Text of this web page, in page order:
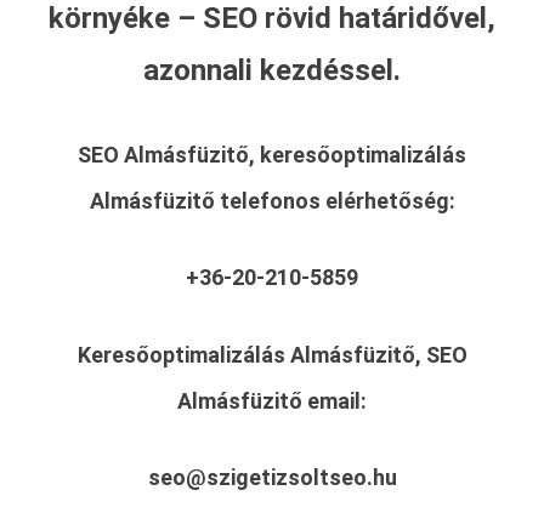
környéke – SEO rövid határidővel,
azonnali kezdéssel.
SEO Almásfüzitő, keresőoptimalizálás
Almásfüzitő telefonos elérhetőség:
+36-20-210-5859
Keresőoptimalizálás Almásfüzitő, SEO
Almásfüzitő email:
seo@szigetizsoltseo.hu